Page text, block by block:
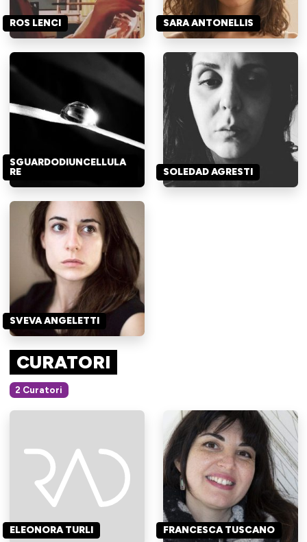
ROS LENCI SARA ANTONELLIS
SGUARDODIUNCELLULA
RE
SOLEDAD AGRESTI
SVEVA ANGELETTI
CURATORI
2 Curatori
ELEONORA TURLI FRANCESCA TUSCANO